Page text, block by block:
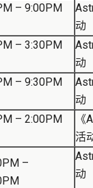
– 9:00PM
动
– 3:30PM
动
– 9:30PM
动
– 2:00PM 《
活
–
动